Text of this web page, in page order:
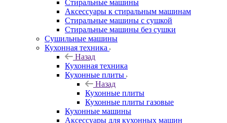
Стиральные машины
Аксессуары к стиральным машинам
Стиральные машины с сушкой
Стиральные машины без сушки
Сушильные машины
Кухонная техника
Назад
Кухонная техника
Кухонные плиты
Назад
Кухонные плиты
Кухонные плиты газовые
Кухонные машины
Аксессуары для кухонных машин